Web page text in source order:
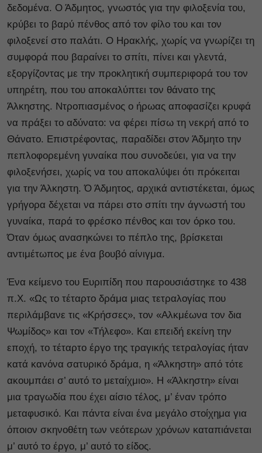
δεδομένα. Ο Άδμητος, γνωστός για την φιλοξενία του,
κρύβει το βαρύ πένθος από τον φίλο του και τον
φιλοξενεί στο παλάτι. Ο Ηρακλής, χωρίς να γνωρίζει τη
συμφορά που βαραίνει το σπίτι, πίνει και γλεντά,
εξοργίζοντας με την προκλητική συμπεριφορά του τον
υπηρέτη, που του αποκαλύπτει τον θάνατο της
Άλκηστης. Ντροπιασμένος ο ήρωας αποφασίζει κρυφά
να πράξει το αδύνατο: να φέρει πίσω τη νεκρή από το
Θάνατο. Επιστρέφοντας, παραδίδει στον Άδμητο την
πεπλοφορεμένη γυναίκα που συνοδεύει, για να την
φιλοξενήσει, χωρίς να του αποκαλύψει ότι πρόκειται
για την Άλκηστη. Ό Άδμητος, αρχικά αντιστέκεται, όμως
γρήγορα δέχεται να πάρει στο σπίτι την άγνωστή του
γυναίκα, παρά το φρέσκο πένθος και τον όρκο του.
Όταν όμως ανασηκώνει το πέπλο της, βρίσκεται
αντιμέτωπος με ένα βουβό αίνιγμα.
Ένα κείμενο του Ευριπίδη που παρουσιάστηκε το 438
π.Χ. «Ως το τέταρτο δράμα μιας τετραλογίας που
περιλάμβανε τις «Κρήσσες», τον «Αλκμέωνα τον δια
Ψωμίδος» και τον «Τήλεφο». Και επειδή εκείνη την
εποχή, το τέταρτο έργο της τραγικής τετραλογίας ήταν
κατά κανόνα σατυρικό δράμα, η «Άλκηστη» από τότε
ακουμπάει σ’ αυτό το μεταίχμιο». Η «Άλκηστη» είναι
μια τραγωδία που έχει αίσιο τέλος, μ’ έναν τρόπο
μεταφυσικό. Και πάντα είναι ένα μεγάλο στοίχημα για
όποιον σκηνοθέτη των νεότερων χρόνων καταπιάνεται
μ’ αυτό το έργο, μ’ αυτό το είδος.